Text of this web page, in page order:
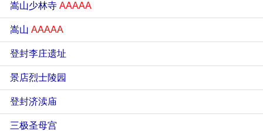
嵩山少林寺 AAAAA
嵩山 AAAAA
登封李庄遗址
景店烈士陵园
登封济渎庙
三极圣母宫